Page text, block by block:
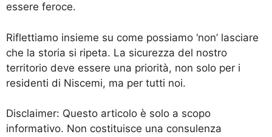
essere feroce.
Riflettiamo insieme su come possiamo ‘non’ lasciare
che la storia si ripeta. La sicurezza del nostro
territorio deve essere una priorità, non solo per i
residenti di Niscemi, ma per tutti noi.
Disclaimer: Questo articolo è solo a scopo
informativo. Non costituisce una consulenza